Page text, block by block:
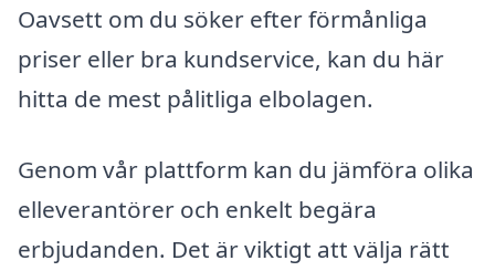
Oavsett om du söker efter förmånliga
priser eller bra kundservice, kan du här
hitta de mest pålitliga elbolagen.
Genom vår plattform kan du jämföra olika
elleverantörer och enkelt begära
erbjudanden. Det är viktigt att välja rätt